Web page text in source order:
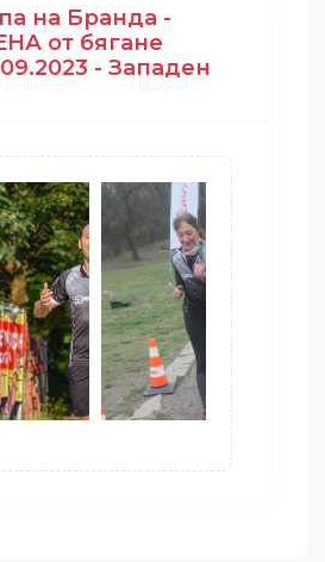
на Бранда -
от бягане
- Западен